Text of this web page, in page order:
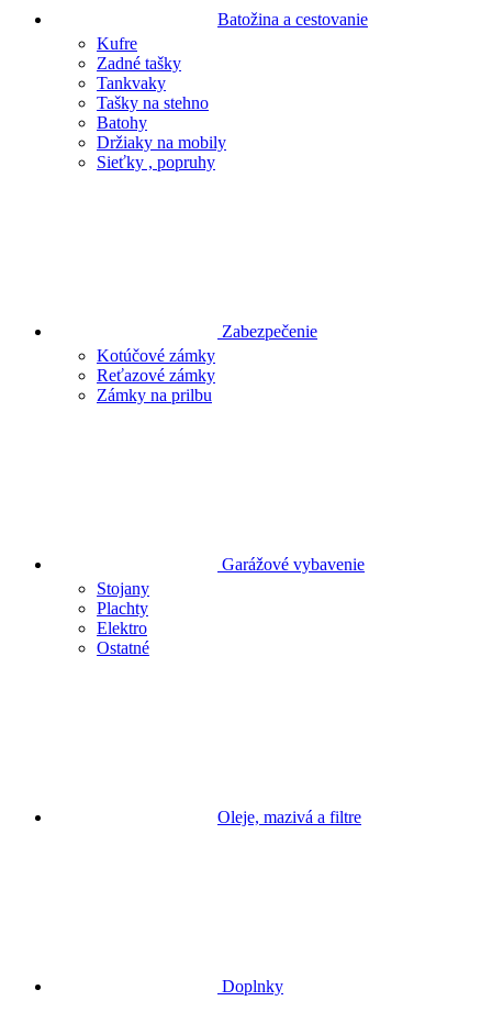
Batožina a cestovanie
Kufre
Zadné tašky
Tankvaky
Tašky na stehno
Batohy
Držiaky na mobily
Sieťky , popruhy
Zabezpečenie
Kotúčové zámky
Reťazové zámky
Zámky na prilbu
Garážové vybavenie
Stojany
Plachty
Elektro
Ostatné
Oleje, mazivá a filtre
Doplnky